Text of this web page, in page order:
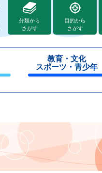
分類から
さがす
目的から
さがす
教育・文化
スポーツ・青少年
じ